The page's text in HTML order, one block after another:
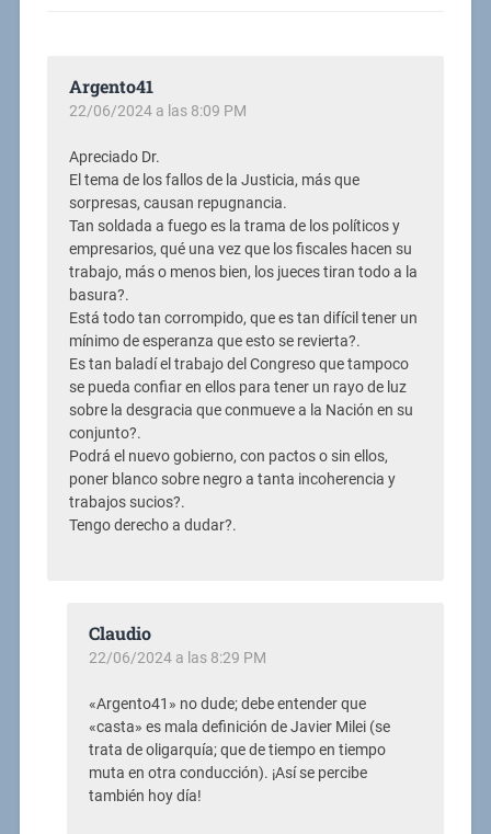
Argento41
22/06/2024 a las 8:09 PM
Apreciado Dr.
El tema de los fallos de la Justicia, más que
sorpresas, causan repugnancia.
Tan soldada a fuego es la trama de los políticos y
empresarios, qué una vez que los fiscales hacen su
trabajo, más o menos bien, los jueces tiran todo a la
basura?.
Está todo tan corrompido, que es tan difícil tener un
mínimo de esperanza que esto se revierta?.
Es tan baladí el trabajo del Congreso que tampoco
se pueda confiar en ellos para tener un rayo de luz
sobre la desgracia que conmueve a la Nación en su
conjunto?.
Podrá el nuevo gobierno, con pactos o sin ellos,
poner blanco sobre negro a tanta incoherencia y
trabajos sucios?.
Tengo derecho a dudar?.
Claudio
22/06/2024 a las 8:29 PM
«Argento41» no dude; debe entender que
«casta» es mala definición de Javier Milei (se
trata de oligarquía; que de tiempo en tiempo
muta en otra conducción). ¡Así se percibe
también hoy día!